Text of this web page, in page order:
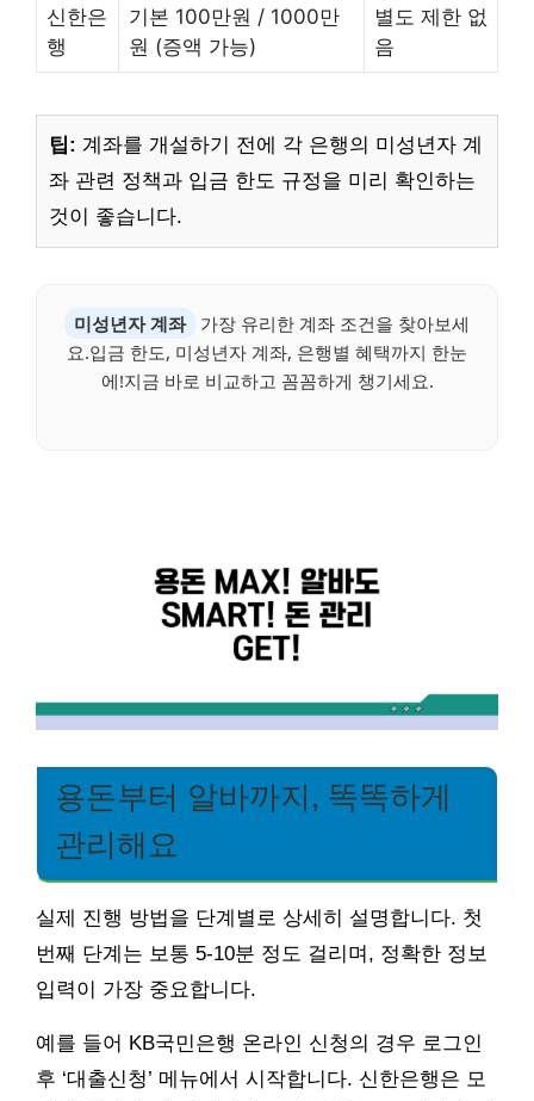
신한은
행
기본 100만원 / 1000만
원 (증액 가능)
별도 제한 없
음
팁: 계좌를 개설하기 전에 각 은행의 미성년자 계
좌 관련 정책과 입금 한도 규정을 미리 확인하는
것이 좋습니다.
미성년자 계좌
가장 유리한 계좌 조건을 찾아보세
요.입금 한도, 미성년자 계좌, 은행별 혜택까지 한눈
에!지금 바로 비교하고 꼼꼼하게 챙기세요.
용돈부터 알바까지, 똑똑하게
관리해요
실제 진행 방법을 단계별로 상세히 설명합니다. 첫
번째 단계는 보통 5-10분 정도 걸리며, 정확한 정보
입력이 가장 중요합니다.
예를 들어 KB국민은행 온라인 신청의 경우 로그인
후 ‘대출신청’ 메뉴에서 시작합니다. 신한은행은 모